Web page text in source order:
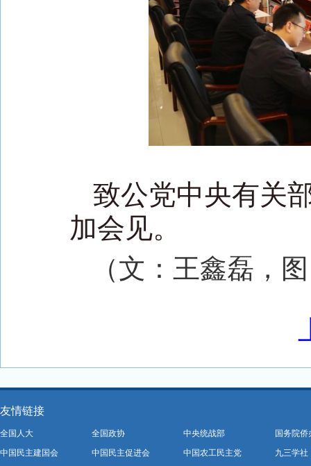
致公党中央有关
加会见。
（文：王鑫磊，
友情链接
全国人大 全国政协 中央统战部
国务院侨
中国民主建国会
中国民主促进会 中国农工民主党
九三学社